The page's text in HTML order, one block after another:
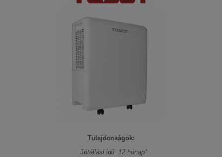
Tulajdonságok:
Jótállási idő: 12 hónap*